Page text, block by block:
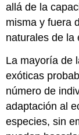
allá de la
misma y fuera
naturales de la
La mayoría de
exóticas
número de
adaptación al
especies, sin